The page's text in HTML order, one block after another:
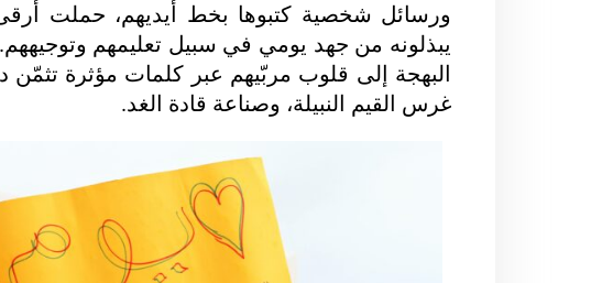
ورسائل شخصية كتبوها بخط أيديهم، حملت أرقى
يبذلونه من جهد يومي في سبيل تعليمهم
البهجة إلى قلوب مربّيهم عبر كلمات مؤثرة تثمّن
غرس القيم النبيلة، وصناعة قادة الغد.